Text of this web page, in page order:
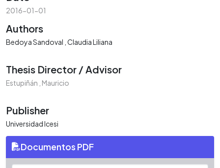
2016-01-01
Authors
Bedoya Sandoval , Claudia Liliana
Thesis Director / Advisor
Estupiñán , Mauricio
Publisher
Universidad Icesi
Documentos PDF